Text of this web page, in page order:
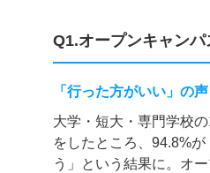
Q1.オープンキャンパ
「行った方がいい」の声
大学・短大・専門学校
をしたところ、94.8%
う」という結果に。オ